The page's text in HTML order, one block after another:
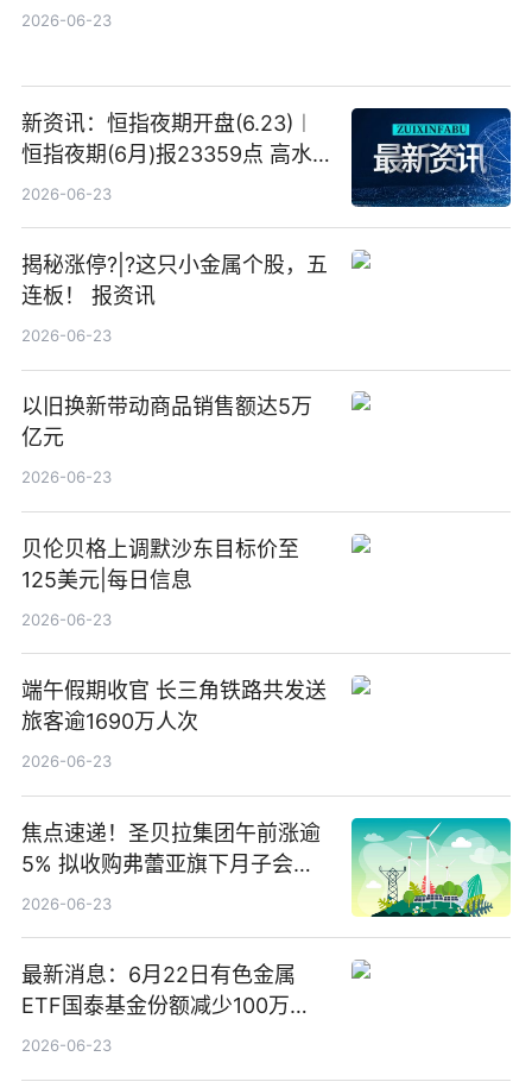
2026-06-23
新资讯：恒指夜期开盘(6.23)︱
恒指夜期(6月)报23359点 高水
23点
2026-06-23
揭秘涨停?|?这只小金属个股，五
连板！ 报资讯
2026-06-23
以旧换新带动商品销售额达5万
亿元
2026-06-23
贝伦贝格上调默沙东目标价至
125美元|每日信息
2026-06-23
端午假期收官 长三角铁路共发送
旅客逾1690万人次
2026-06-23
焦点速递！圣贝拉集团午前涨逾
5% 拟收购弗蕾亚旗下月子会所
业务少数股权
2026-06-23
最新消息：6月22日有色金属
ETF国泰基金份额减少100万
份，重仓股紫金矿业、洛阳钼
2026-06-23